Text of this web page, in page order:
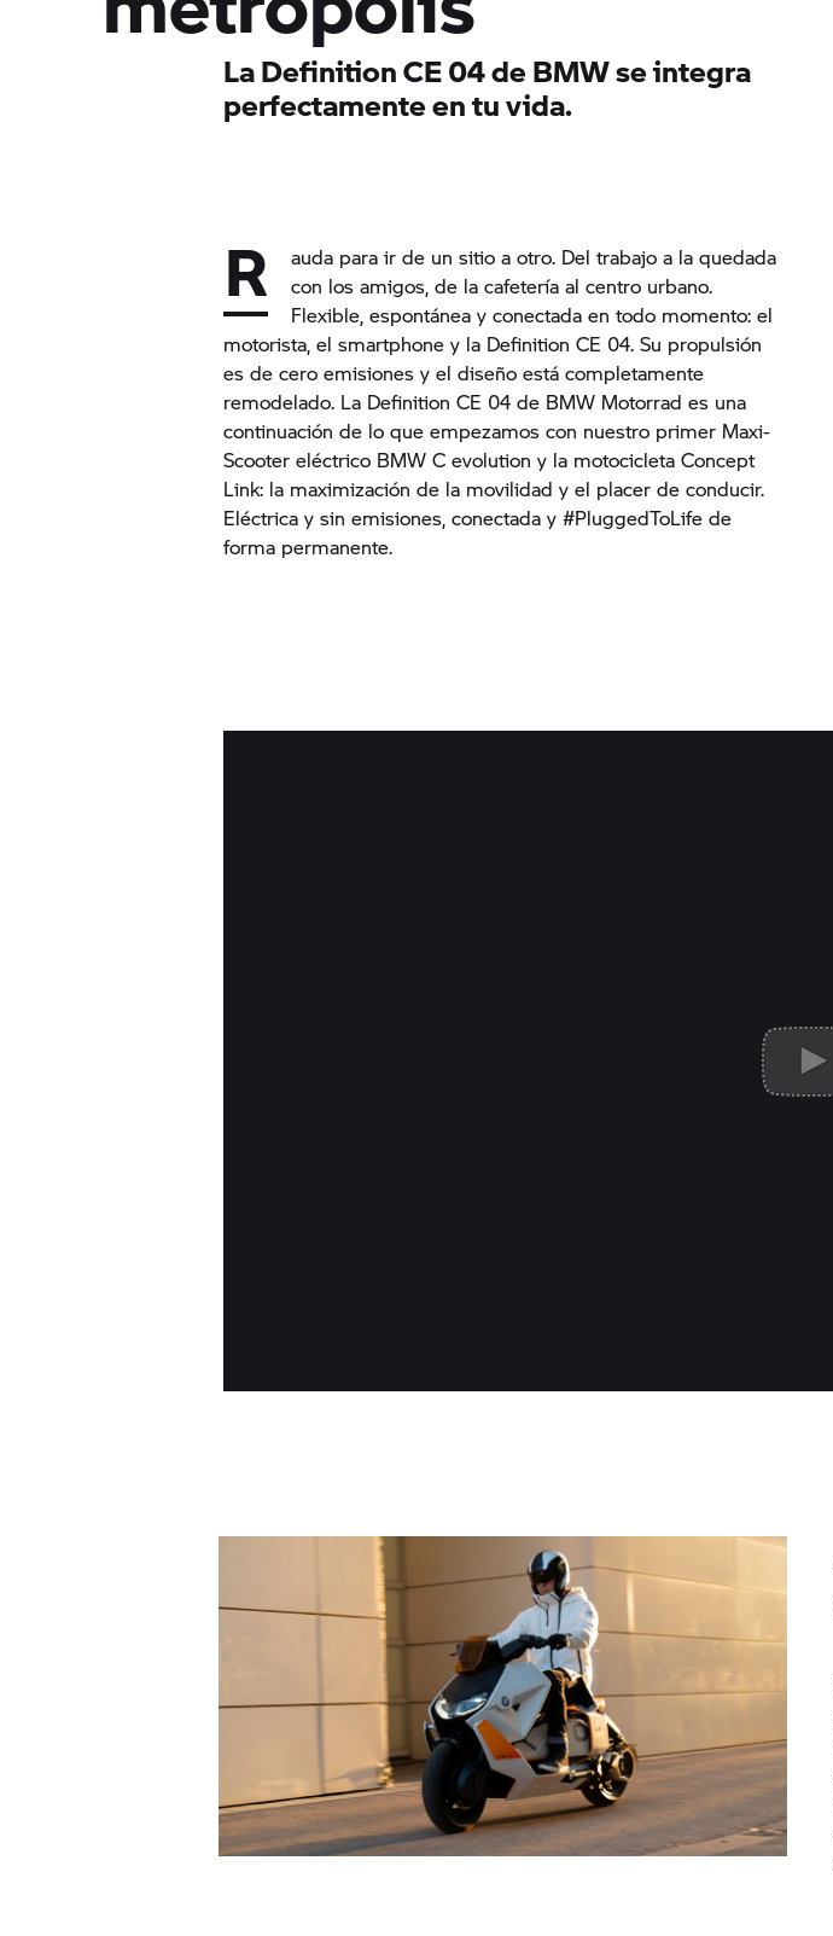
La Definition CE 04 de BMW se integra
perfectamente en tu vida.
R
auda para ir de un sitio a otro. Del trabajo a la quedada
con los amigos, de la cafetería al centro urbano.
Flexible, espontánea y conectada en todo momento: el
motorista, el smartphone y la Definition CE 04. Su propulsión
es de cero emisiones y el diseño está completamente
remodelado. La Definition CE 04 de BMW Motorrad es una
continuación de lo que empezamos con nuestro primer Maxi-
Scooter eléctrico BMW C evolution y la motocicleta Concept
Link: la maximización de la movilidad y el placer de conducir.
Eléctrica y sin emisiones, conectada y #PluggedToLife de
forma permanente.